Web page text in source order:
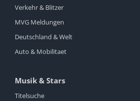
Verkehr & Blitzer
MVG Meldungen
Deutschland & Welt
Auto & Mobilitaet
Musik & Stars
Titelsuche